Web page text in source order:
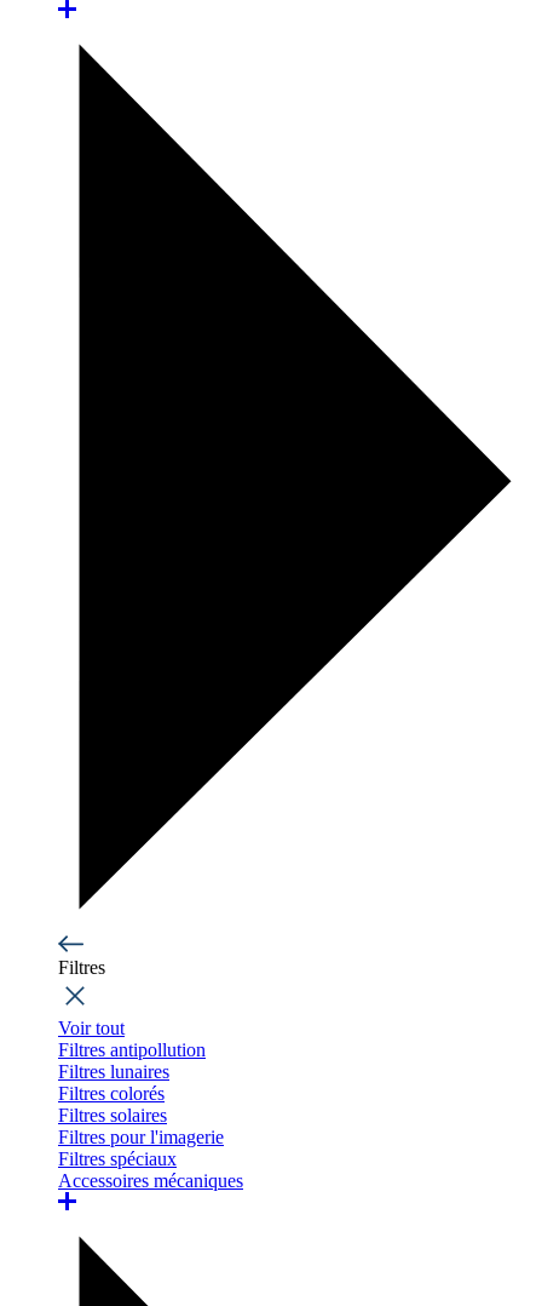
Filtres
Voir tout
Filtres antipollution
Filtres lunaires
Filtres colorés
Filtres solaires
Filtres pour l'imagerie
Filtres spéciaux
Accessoires mécaniques